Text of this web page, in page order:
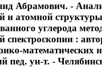
Абрамович. -
и атомной структуры
углерода
спектроскопии :
математических
пед. ун-т. -